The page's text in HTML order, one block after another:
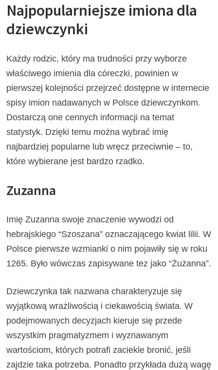
Najpopularniejsze imiona dla
dziewczynki
Każdy rodzic, który ma trudności przy wyborze
właściwego imienia dla córeczki, powinien w
pierwszej kolejności przejrzeć dostępne w internecie
spisy imion nadawanych w Polsce dziewczynkom.
Dostarczą one cennych informacji na temat
statystyk. Dzięki temu można wybrać imię
najbardziej popularne lub wręcz przeciwnie – to,
które wybierane jest bardzo rzadko.
Zuzanna
Imię Zuzanna swoje znaczenie wywodzi od
hebrajskiego “Szoszana” oznaczającego kwiat lilii. W
Polsce pierwsze wzmianki o nim pojawiły się w roku
1265. Było wówczas zapisywane tez jako “Żużanna”.
Dziewczynka tak nazwana charakteryzuje się
wyjątkową wrażliwością i ciekawością świata. W
podejmowanych decyzjach kieruje się przede
wszystkim pragmatyzmem i wyznawanym
wartościom, których potrafi zaciekle bronić, jeśli
zajdzie taka potrzeba. Ponadto przykłada dużą wagę